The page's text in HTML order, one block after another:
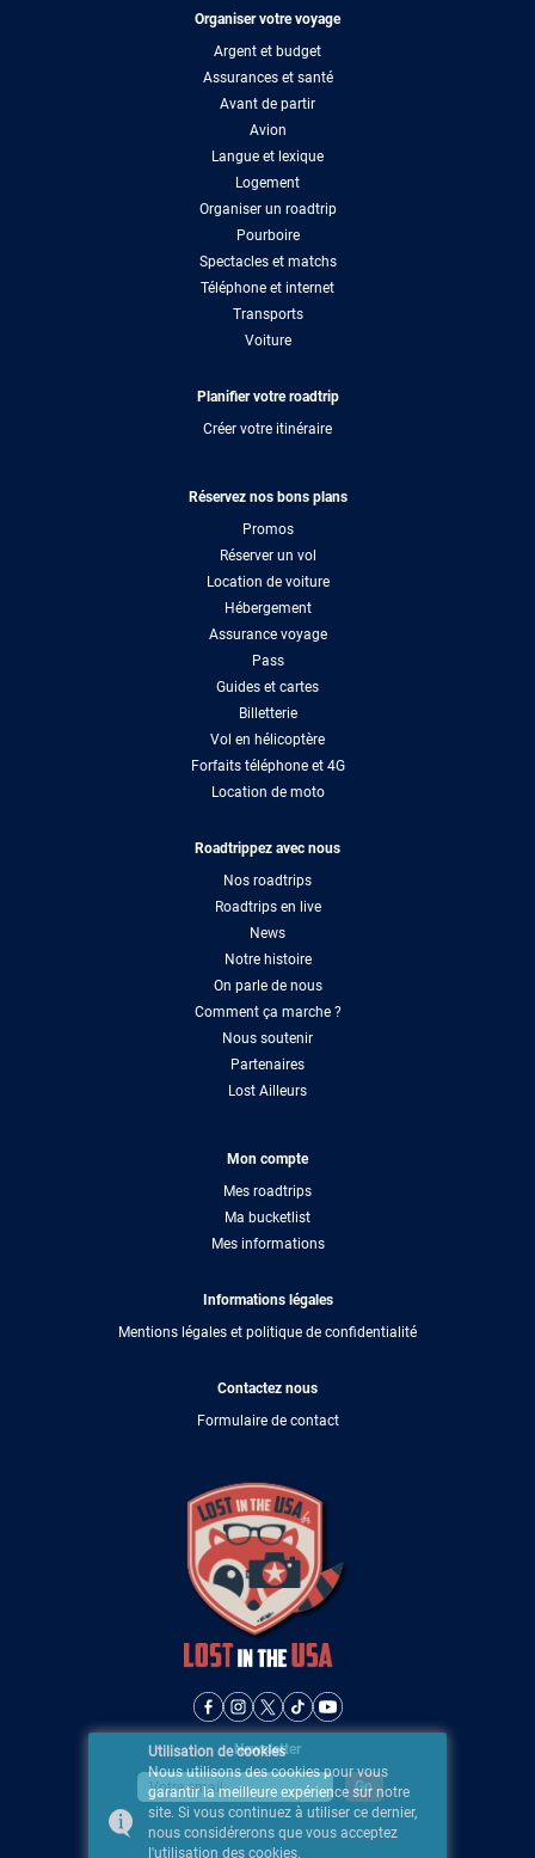
Organiser votre voyage
Argent et budget
Assurances et santé
Avant de partir
Avion
Langue et lexique
Logement
Organiser un roadtrip
Pourboire
Spectacles et matchs
Téléphone et internet
Transports
Voiture
Planifier votre roadtrip
Créer votre itinéraire
Réservez nos bons plans
Promos
Réserver un vol
Location de voiture
Hébergement
Assurance voyage
Pass
Guides et cartes
Billetterie
Vol en hélicoptère
Forfaits téléphone et 4G
Location de moto
Roadtrippez avec nous
Nos roadtrips
Roadtrips en live
News
Notre histoire
On parle de nous
Comment ça marche ?
Nous soutenir
Partenaires
Lost Ailleurs
Mon compte
Mes roadtrips
Ma bucketlist
Mes informations
Informations légales
Mentions légales et politique de confidentialité
Contactez nous
Formulaire de contact
Newsletter
Utilisation de cookies
Nous utilisons des cookies pour vous
garantir la meilleure expérience sur notre
site. Si vous continuez à utiliser ce dernier,
nous considérerons que vous acceptez
l'utilisation des cookies.